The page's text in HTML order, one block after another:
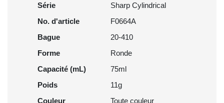
Série
Sharp Cylindrical
No. d'article
F0664A
Bague
20-410
Forme
Ronde
Capacité (mL)
75ml
Poids
11g
Couleur
Toute couleur